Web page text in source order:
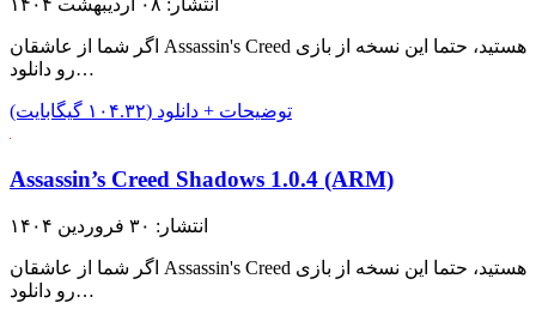
انتشار: ۰۸ اردیبهشت ۱۴۰۴
اگر شما از عاشقان Assassin's Creed هستید، حتما این نسخه از بازی
رو دانلود…
توضیحات + دانلود (۱۰۴.۳۲ گیگابایت)
Assassin’s Creed Shadows 1.0.4 (ARM)
انتشار: ۳۰ فروردین ۱۴۰۴
اگر شما از عاشقان Assassin's Creed هستید، حتما این نسخه از بازی
رو دانلود…